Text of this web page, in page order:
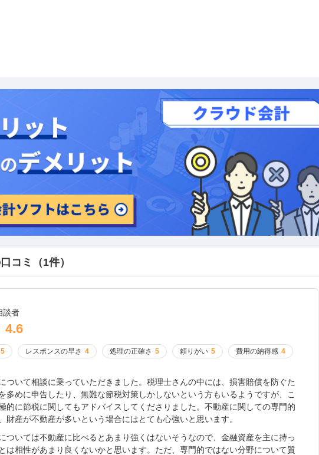
コミ（1件）
談者
4.6
5 レスポンスの早さ 4 処理の正確さ 5 頼りがい 5 費用の納得感 4
ついて相談に乗っていただきました。税理士さんの中には、損害賠償を防ぐた
多めに申告したり、無難な節税対策しかしないという方もいるようですが、こ
的に節税に関してもアドバイスしてくださりました。不動産に関しての専門的
財産が不動産が多いという場合にはとても心強いと思います。
ついては不動産に比べるとあまり強くはないそうなので、金融資産を主に持っ
は相性があまり良くないかと思います。ただ、専門的ではない分野について質